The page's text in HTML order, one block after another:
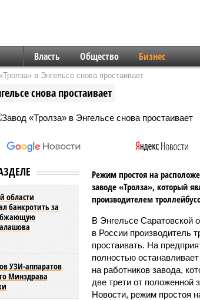
Власть Общество Бизнес
в Энгельсе снова простаивает
снова простаивает
области
банкротить за
УЗИ-аппаратов
Минздрава
Режим простоя на
заводе «Тролза», который
производителем
В Энгельсе Саратовской
в России производитель
простаивать. На
полностью
на работников завода,
две трети от
Новости, режим простоя